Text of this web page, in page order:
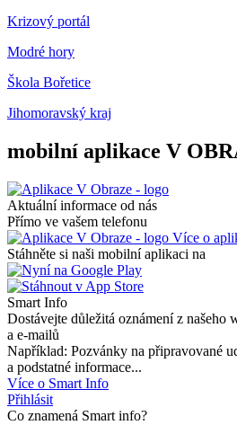
Krizový portál
Modré hory
Škola Bořetice
Jihomoravský kraj
mobilní aplikace V
Aktuální informace od nás
Přímo ve vašem telefonu
Více o
Stáhněte si naši mobilní aplikaci na
Smart Info
Dostávejte důležitá oznámení z našeho
a e-mailů
Například: Pozvánky na připravované
a podstatné informace...
Více o Smart Info
Přihlásit
Co znamená Smart info?